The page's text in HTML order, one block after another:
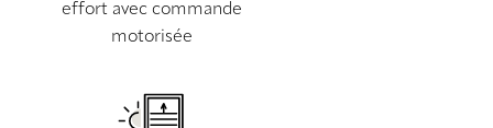
effort avec commande
motorisée